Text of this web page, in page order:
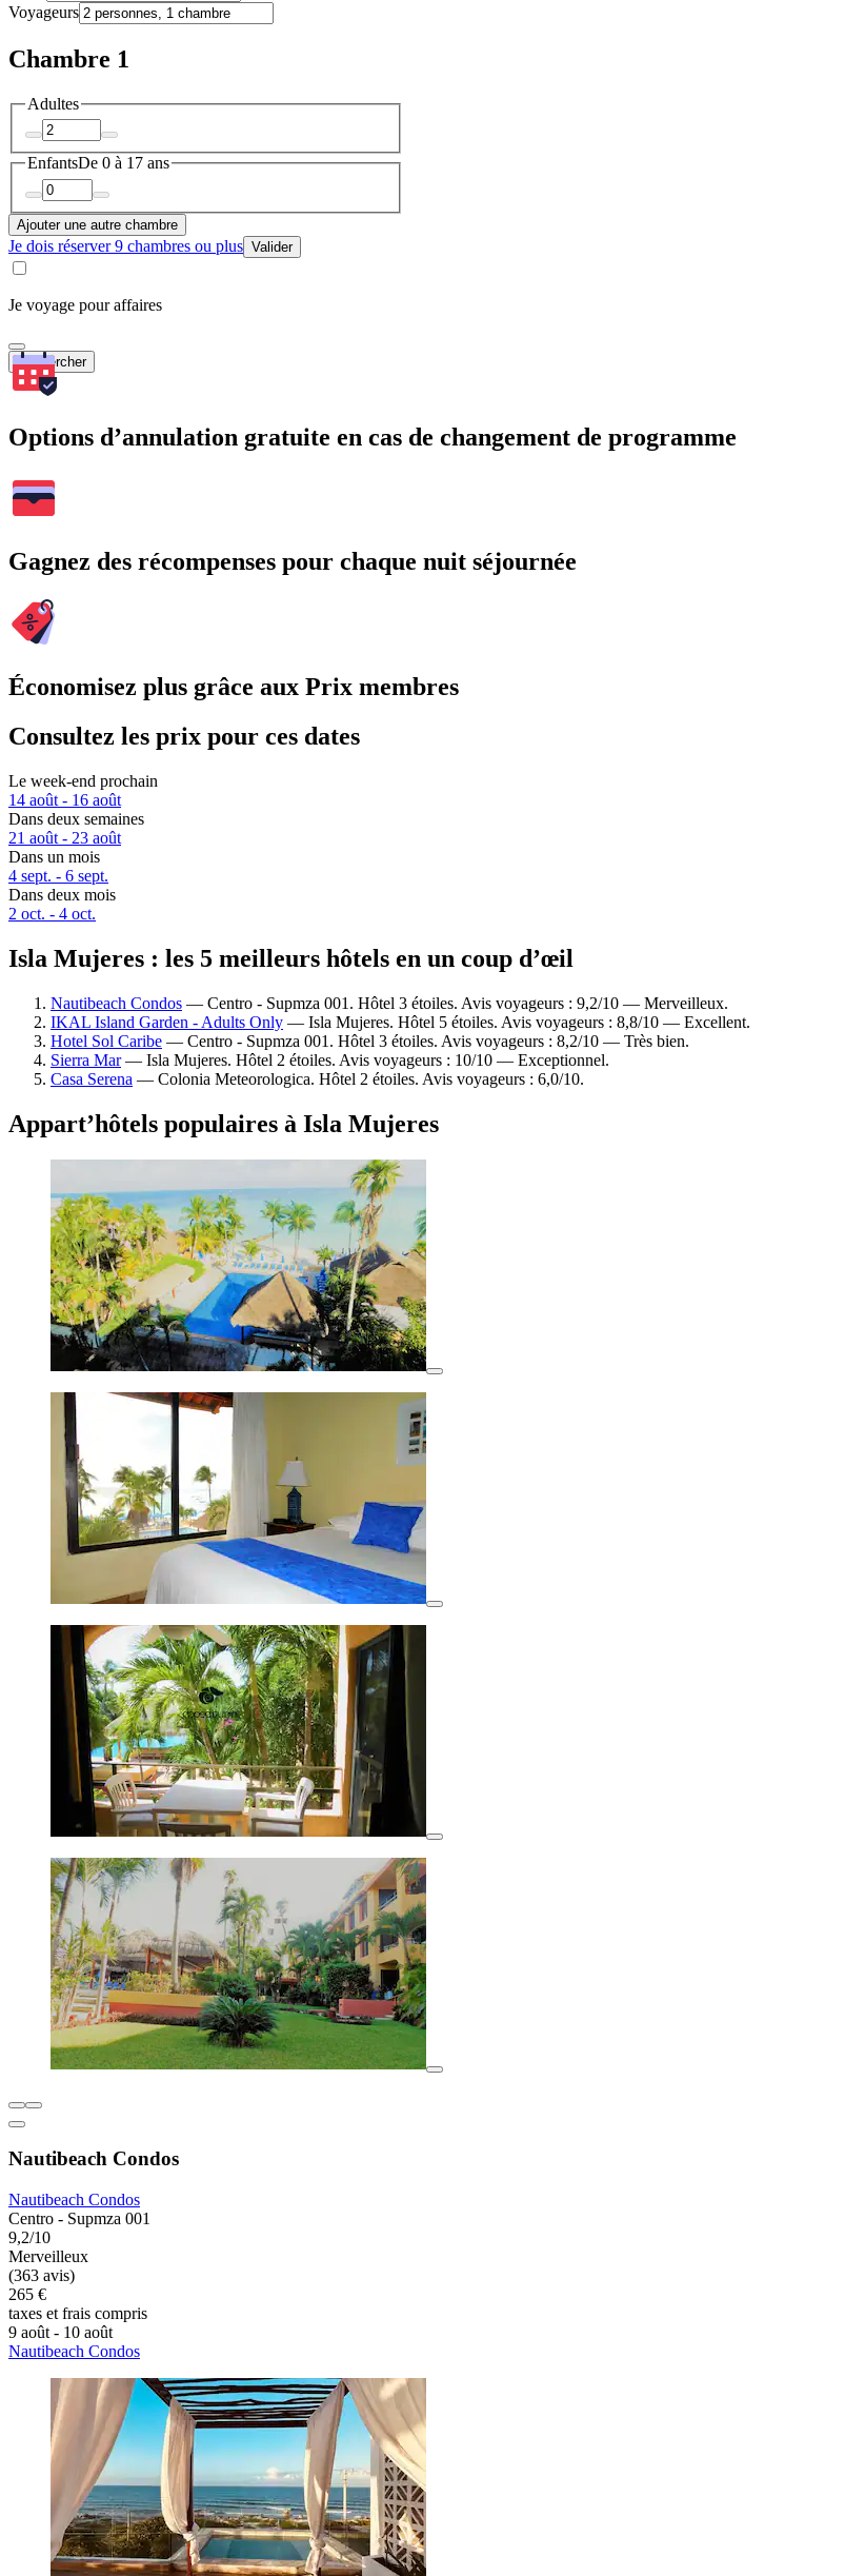
Voyageurs
Chambre 1
Adultes
EnfantsDe 0 à 17 ans
Ajouter une autre chambre
Je dois réserver 9 chambres ou plus Valider
Je voyage pour affaires
Rechercher
Options d’annulation gratuite en cas de changement de programme
Gagnez des récompenses pour chaque nuit séjournée
Économisez plus grâce aux Prix membres
Consultez les prix pour ces dates
Le week-end prochain
14 août - 16 août
Dans deux semaines
21 août - 23 août
Dans un mois
4 sept. - 6 sept.
Dans deux mois
2 oct. - 4 oct.
Isla Mujeres : les 5 meilleurs hôtels en un coup d’œil
Nautibeach Condos — Centro - Supmza 001. Hôtel 3 étoiles. Avis voyageurs : 9,2/10 — Merveilleux.
IKAL Island Garden - Adults Only — Isla Mujeres. Hôtel 5 étoiles. Avis voyageurs : 8,8/10 — Excellent.
Hotel Sol Caribe — Centro - Supmza 001. Hôtel 3 étoiles. Avis voyageurs : 8,2/10 — Très bien.
Sierra Mar— Isla Mujeres. Hôtel 2 étoiles. Avis voyageurs : 10/10 — Exceptionnel.
Casa Serena — Colonia Meteorologica. Hôtel 2 étoiles. Avis voyageurs : 6,0/10.
Appart’hôtels populaires à Isla Mujeres
Nautibeach Condos
Nautibeach Condos
Centro - Supmza 001
9,2/10
Merveilleux
(363 avis)
265 €
taxes et frais compris
9 août - 10 août
Nautibeach Condos